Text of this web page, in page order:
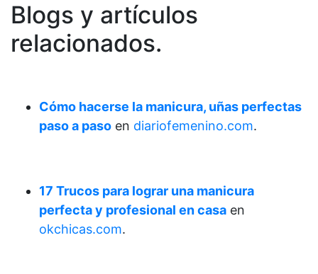
Blogs y artículos
relacionados.
Cómo hacerse la manicura, uñas perfectas
paso a paso en diariofemenino.com.
17 Trucos para lograr una manicura
perfecta y profesional en casa en
okchicas.com.